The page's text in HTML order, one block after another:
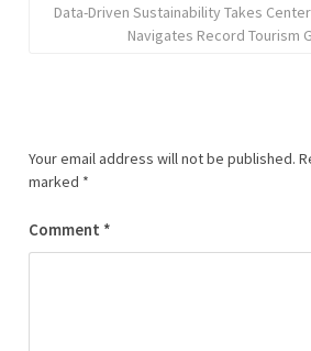
Data-Driven Sustainability Takes
Navigates Record Tourism
Your email address will not be published.
marked *
Comment *